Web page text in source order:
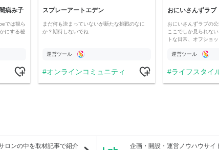
病み子
では観ら
にする秘
スプレーアートエデン
まだ何も決まっていないが新たな挑戦のなに
か？期待しないでね
運営ツール
オンラインコミュニティ
おにいさんずラブ
おにいさんずラブの
ここでしか見られな
トな日常、オフショ
運営ツール
ライフスタイ
ロンの中を取材記事で紹介
企画・開設・運営ノウハウサイ